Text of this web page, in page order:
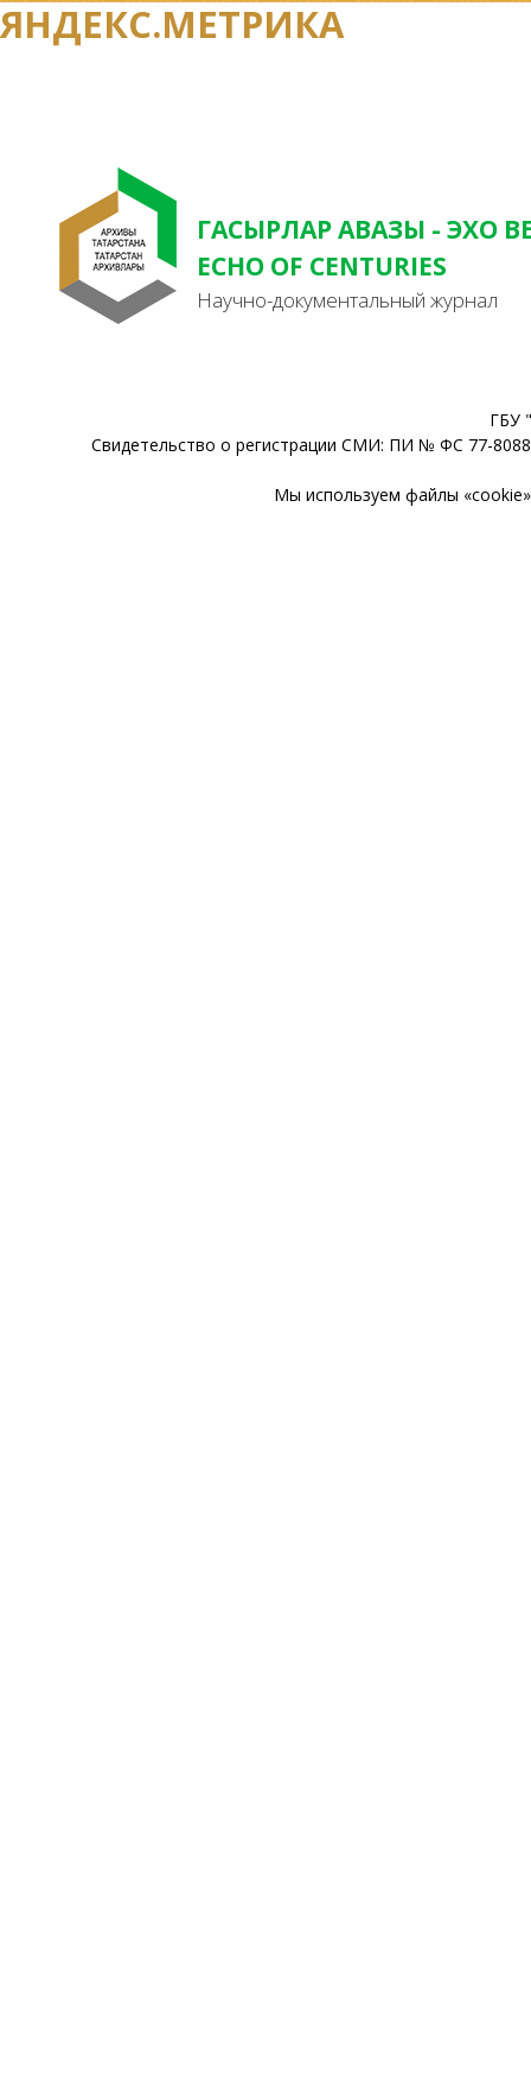
ЯНДЕКС.МЕТРИКА
ГАСЫРЛАР АВАЗЫ - ЭХО
ECHO OF CENTURIES
Научно-документальный журнал
ГБУ
Свидетельство о регистрации СМИ: ПИ № ФС 77-
Мы используем файлы «cookie»